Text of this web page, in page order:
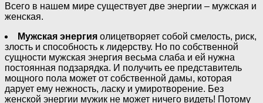
Всего в нашем мире существует две энергии – мужская и
женская.
Мужская энергия олицетворяет собой смелость, риск,
злость и способность к лидерству. Но по собственной
сущности мужская энергия весьма слаба и ей нужна
постоянная подзарядка. И получить ее представитель
мощного пола может от собственной дамы, которая
дарует ему нежность, ласку и умиротворение. Без
женской энергии мужик не может ничего видеть! Потому